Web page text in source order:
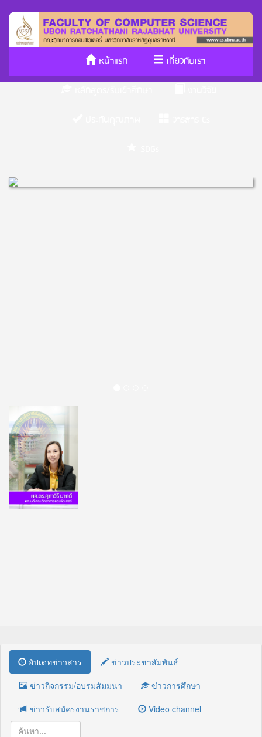
หน้าแรก
เกี่ยวกับเรา
อัปเดทข่าวสาร
ข่าวประชาสัมพันธ์
ข่าวกิจกรรม/อบรมสัมมนา
ข่าวการศึกษา
ข่าวรับสมัครงานราชการ
Video channel